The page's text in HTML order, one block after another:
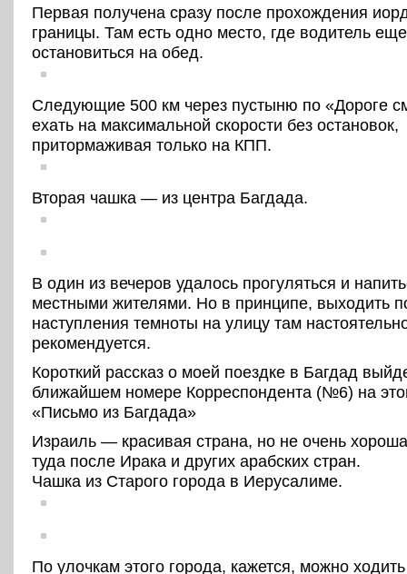
Первая получена сразу после прохождения
границы. Там есть одно место, где водитель
остановиться на обед.
Следующие 500 км через пустыню по «Дороге
ехать на максимальной скорости без остановок,
притормаживая только на КПП.
Вторая чашка — из центра Багдада.
В один из вечеров удалось прогуляться и
местными жителями. Но в принципе, выходить
наступления темноты на улицу там
рекомендуется.
Короткий рассказ о моей поездке в Багдад
ближайшем номере Корреспондента (№6) на
«Письмо из Багдада»
Израиль — красивая страна, но не очень
туда после Ирака и других арабских стран.
Чашка из Старого города в Иерусалиме.
По улочкам этого города, кажется, можно